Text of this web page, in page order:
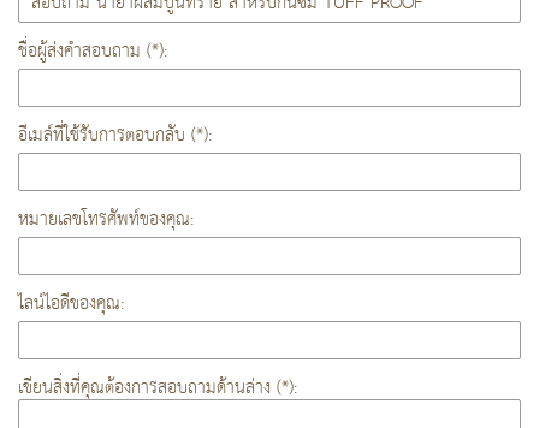
ชื่อผู้ส่งคำสอบถาม (*):
อีเมล์ที่ใช้รับการตอบกลับ (*):
หมายเลขโทรศัพท์ของคุณ:
ไลน์ไอดีของคุณ:
เขียนสิ่งที่คุณต้องการสอบถามด้านล่าง (*):